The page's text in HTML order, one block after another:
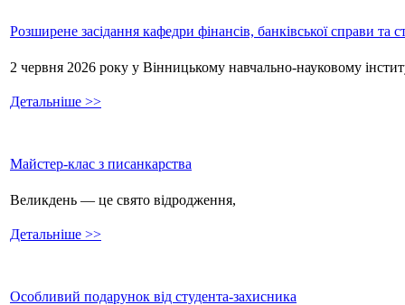
Розширене засідання кафедри фінансів, банківської справи та
2 червня 2026 року у Вінницькому навчально-науковому
Детальніше >>
Майстер-клас з писанкарства
Великдень — це свято відродження,
Детальніше >>
Особливий подарунок від студента-захисника